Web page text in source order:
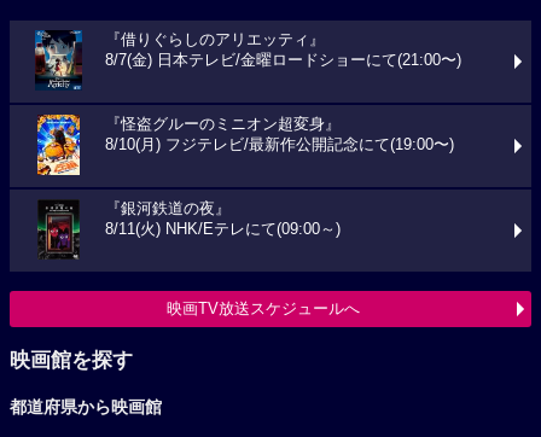
『借りぐらしのアリエッティ』
8/7(金) 日本テレビ/金曜ロードショーにて(21:00〜)
『怪盗グルーのミニオン超変身』
8/10(月) フジテレビ/最新作公開記念にて(19:00〜)
『銀河鉄道の夜』
8/11(火) NHK/Eテレにて(09:00～)
映画TV放送スケジュールへ
映画館を探す
都道府県から映画館